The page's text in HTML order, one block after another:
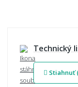
Technický
Stiahnuť